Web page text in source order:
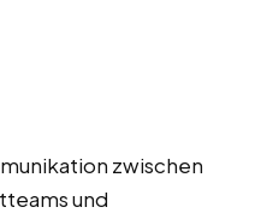
zwischen
und